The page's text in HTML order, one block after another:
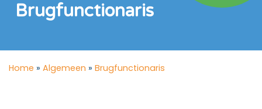
Brugfunctionaris
Home » Algemeen » Brugfunctionaris